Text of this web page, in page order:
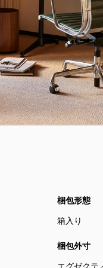
梱包形態
箱入り
梱包外寸
エグゼクテ